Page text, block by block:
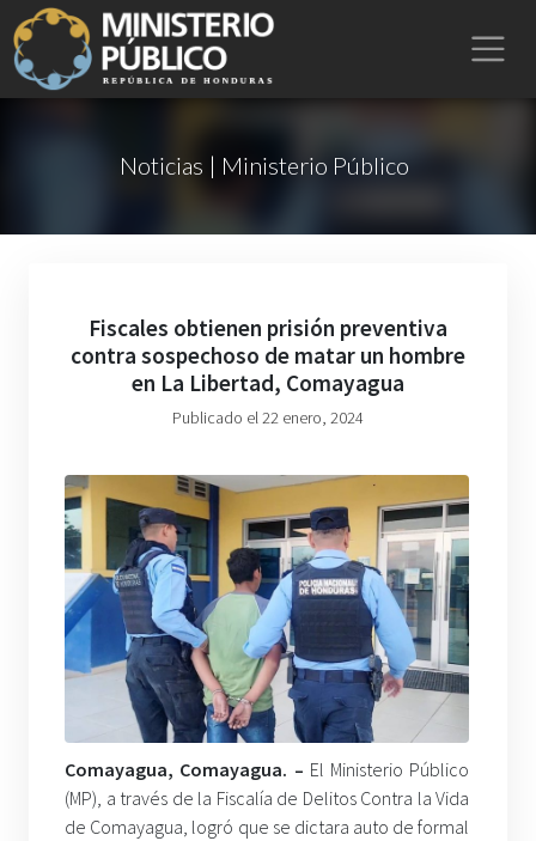
Noticias | Ministerio Público
Fiscales obtienen prisión preventiva
contra sospechoso de matar un hombre
en La Libertad, Comayagua
Publicado el 22 enero, 2024
Comayagua, Comayagua. – El Ministerio Público
(MP), a través de la Fiscalía de Delitos Contra la Vida
de Comayagua, logró que se dictara auto de formal